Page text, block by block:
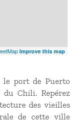
Improve this map
le port de Puerto
Chili. Repérez
des vieilles
de cette ville